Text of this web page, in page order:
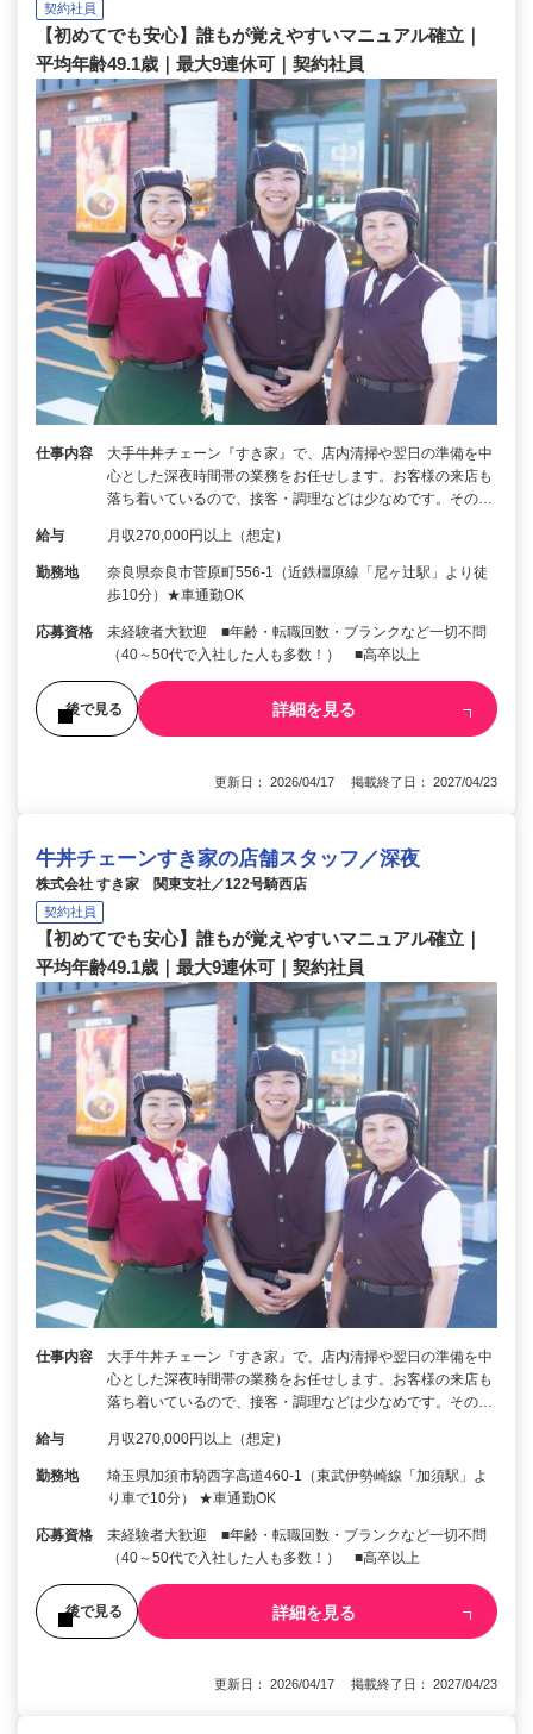
契約社員
【初めてでも安心】誰もが覚えやすいマニュアル確立｜
平均年齢49.1歳｜最大9連休可｜契約社員
仕事内容
大手牛丼チェーン『すき家』で、店内清掃や翌日の準備を中
心とした深夜時間帯の業務をお任せします。お客様の来店も
落ち着いているので、接客・調理などは少なめです。その…
給与 月収270,000円以上（想定）
勤務地
奈良県奈良市菅原町556-1（近鉄橿原線「尼ヶ辻駅」より徒
歩10分）★車通勤OK
応募資格
未経験者大歓迎 ■年齢・転職回数・ブランクなど一切不問
（40～50代で入社した人も多数！） ■高卒以上
後で見る 詳細を見る
更新日： 2026/04/17 掲載終了日： 2027/04/23
牛丼チェーンすき家の店舗スタッフ／深夜
株式会社 すき家 関東支社／122号騎西店
契約社員
【初めてでも安心】誰もが覚えやすいマニュアル確立｜
平均年齢49.1歳｜最大9連休可｜契約社員
仕事内容
大手牛丼チェーン『すき家』で、店内清掃や翌日の準備を中
心とした深夜時間帯の業務をお任せします。お客様の来店も
落ち着いているので、接客・調理などは少なめです。その…
給与 月収270,000円以上（想定）
勤務地
埼玉県加須市騎西字高道460-1（東武伊勢崎線「加須駅」よ
り車で10分） ★車通勤OK
応募資格
未経験者大歓迎 ■年齢・転職回数・ブランクなど一切不問
（40～50代で入社した人も多数！） ■高卒以上
後で見る 詳細を見る
更新日： 2026/04/17 掲載終了日： 2027/04/23